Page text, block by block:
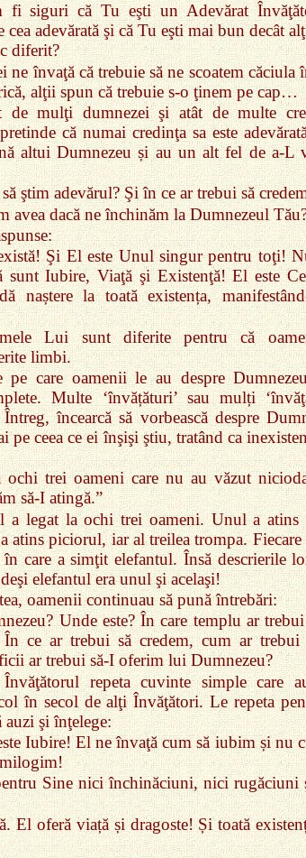
fi siguri că Tu eşti un Adevărat
cea adevărată şi că Tu eşti mai bun decât
diferit?
ne învaţă că trebuie să ne scoatem căciula
alţii spun că trebuie s‑o ţinem pe cap…
de mulţi dumnezei şi atât de multe
că numai credinţa sa este
altui Dumnezeu și au un alt fel de a‑L
ştim adevărul? Şi în ce ar trebui să
avea dacă ne închinăm la Dumnezeul
Şi El este Unul singur pentru toţi!
sunt Iubire, Viaţă şi Existenţă! El este
naștere la toată existența,
Lui sunt diferite pentru că
limbi.
pe care oamenii le au despre
Multe ‘învățături’ sau mulți
încearcă să vorbească despre
pe ceea ce ei înşişi ştiu, tratând ca
ochi trei oameni care nu au văzut
să‑I atingă.”
a legat la ochi trei oameni. Unul a atins
atins piciorul, iar al treilea trompa.
care a simţit elefantul. Însă descrierile
elefantul era unul şi acelaşi!
oamenii continuau să pună întrebări:
Unde este? În care templu ar
ce ar trebui să credem, cum ar trebui
ar trebui să‑I oferim lui Dumnezeu?
Învăţătorul repeta cuvinte simple care
în secol de alţi Învăţători. Le repeta
auzi şi înţelege:
Iubire! El ne învaţă cum să iubim și nu
milogim!
Sine nici închinăciuni, nici rugăciuni
El oferă viață și dragoste! Și toată